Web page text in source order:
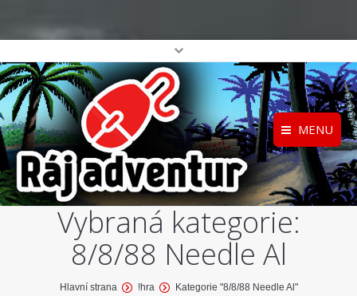
MENU
Registrace
Přihlášení
Profil
Home
O projektu
Katalog her
Vybraná kategorie:
8/8/88 Needle Al
You are here:Hlavní strana !hra Kategorie "8/8/88 Needle Al"